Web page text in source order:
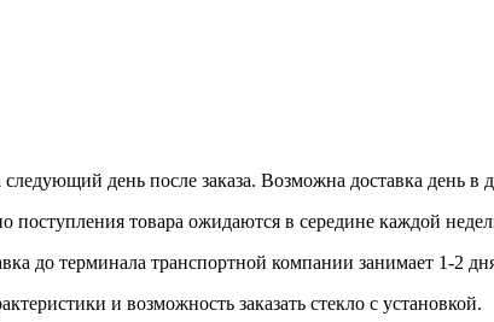
день после заказа. Возможна доставка день в
поступления товара ожидаются в середине каждой
до терминала транспортной компании занимает 1-2
и возможность заказать стекло с установкой.